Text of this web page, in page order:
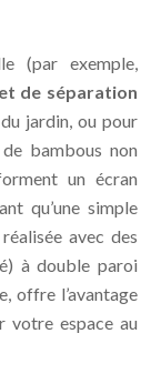
(par exemple,
de séparation
jardin, ou pour
bambous non
un écran
qu’une simple
avec des
à double paroi
offre l’avantage
votre espace au